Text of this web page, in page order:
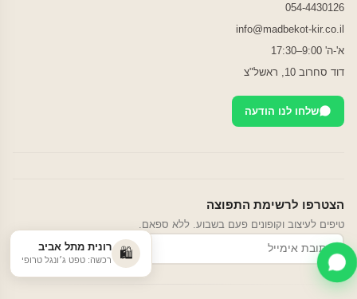
054-4430126
info@madbekot-kir.co.il
א'-ה' 9:00–17:30
דוד סחרוב 10, ראשל"צ
שלחו לנו הודעה
הצטרפו לרשימת התפוצה
טיפים לעיצוב וקופונים פעם בשבוע. ללא ספאם.
הרשמה 🛍️ רונית מתל אביב
רכשה: טפט ג׳ונגל טרופי